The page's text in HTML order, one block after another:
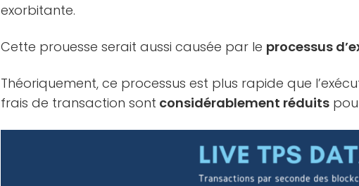
exorbitante.
Cette prouesse serait aussi causée par le processus
Théoriquement, ce processus est plus rapide que
frais de transaction sont considérablement réduits